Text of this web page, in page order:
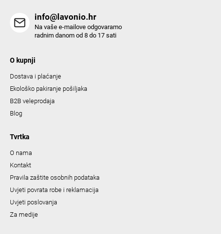
info@lavonio.hr
Na vaše e-mailove odgovaramo
radnim danom od 8 do 17 sati
O kupnji
Dostava i plaćanje
Ekološko pakiranje pošiljaka
B2B veleprodaja
Blog
Tvrtka
O nama
Kontakt
Pravila zaštite osobnih podataka
Uvjeti povrata robe i reklamacija
Uvjeti poslovanja
Za medije